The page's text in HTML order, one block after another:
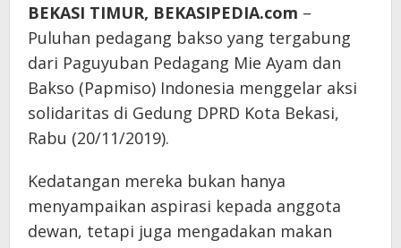
BEKASI TIMUR, BEKASIPEDIA.com –
Puluhan pedagang bakso yang tergabung
dari Paguyuban Pedagang Mie Ayam dan
Bakso (Papmiso) Indonesia menggelar aksi
solidaritas di Gedung DPRD Kota Bekasi,
Rabu (20/11/2019).
Kedatangan mereka bukan hanya
menyampaikan aspirasi kepada anggota
dewan, tetapi juga mengadakan makan